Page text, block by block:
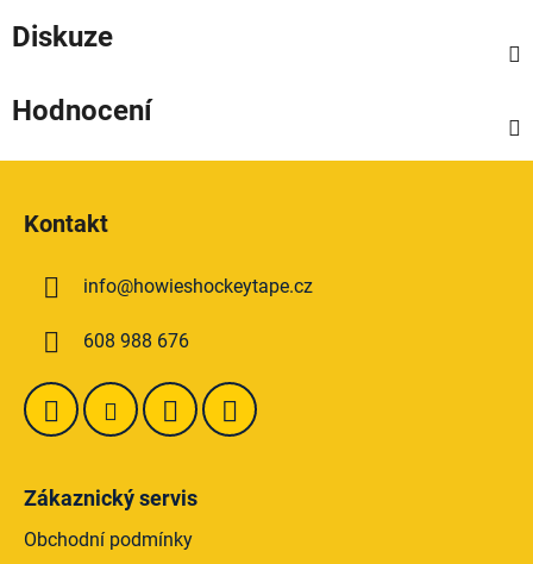
Diskuze
Hodnocení
Kontakt
info@howieshockeytape.cz
608 988 676
Zákaznický servis
Obchodní podmínky